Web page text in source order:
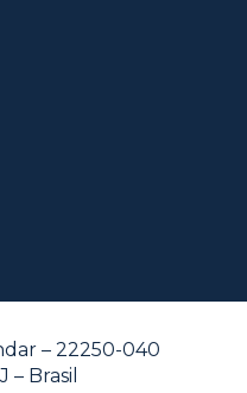
– 22250-040
– Brasil